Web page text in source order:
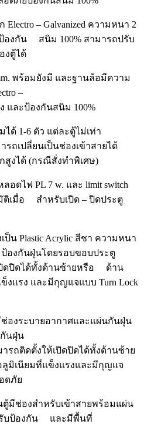
Electro – Galvanized ความหนา 2
องกัน สนิม 100% สามารถปรับ
งตู้ได้
พร้อมยังมี และฐานล้อมีความ
–
และป้องกันสนิม 100%
ด้ 1-6 ตัว แต่ละตู้ไม่เท่า
รถเปลี่ยนเป็นช่องเข้าสายได้
งได้ (กรณีสั่งทำพิเศษ)
อดไฟ PL 7 w. และ limit switch
ติเมื่อ สำหรับเปิด – ปิดประตู
ป็น Plastic Acrylic สีชา ความหนา
ป้องกันฝุ่นโดยรอบขอบประตู
ดปิดได้ทั้งด้านซ้ายหรือ ด้าน
แรง และมีกุญแจแบบ Turn Lock
องระบายอากาศและแผ่นกันฝุ่น
กันฝุ่น
รถติดตั้งให้เปิดปิดได้ทั้งด้านซ้าย
เนียมที่แข็งแรงและมีกุญแจ
ดภัย
ตู้มีช่องสำหรับเข้าสายพร้อมแผ่น
รับป้องกัน และมีพื้นที่